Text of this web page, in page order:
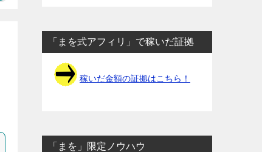
「まを式アフィリ」で稼いだ証拠
稼いだ金額の証拠はこちら！
「まを」限定ノウハウ